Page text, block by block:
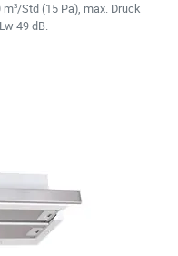
Std (15 Pa), max. Druck
49 dB.